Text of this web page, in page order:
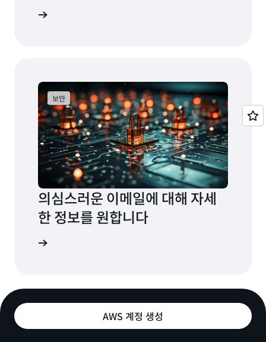
보안
의심스러운 이메일에 대해 자세
한 정보를 원합니다
AWS 계정 생성